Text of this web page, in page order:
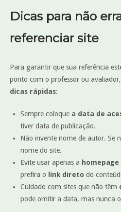
Dicas para não
referenciar site
Para garantir que sua referência
ponto com o professor ou
dicas rápidas:
Sempre coloque a data de
tiver data de publicação.
Não invente nome de autor. Se
nome do site.
Evite usar apenas a homepage
prefira o
link direto do
Cuidado com sites que não têm
pode omitir a data, mas nunca